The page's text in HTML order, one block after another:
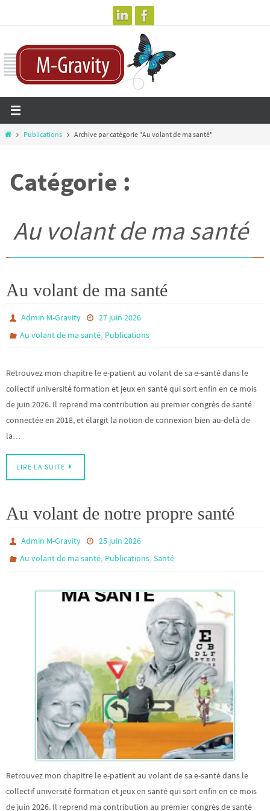
contenu
HomePublications Archive par catégorie "Au volant de ma santé"
Catégorie :
Au volant de ma santé
Au volant de ma santé
Admin M-Gravity
27 juin 2026
Au volant de ma santé, Publications
Retrouvez mon chapitre le e-patient au volant de sa e-santé dans le
collectif université formation et jeux en santé qui sort enfin en ce mois
de juin 2026. Il reprend ma contribution au premier congrès de santé
connectée en 2018, et élargit la notion de connexion bien au-delà de
la…
LIRE LA SUITE
Au volant de notre propre santé
Admin M-Gravity
25 juin 2026
Au volant de ma santé, Publications,Santé
Retrouvez mon chapitre le e-patient au volant de sa e-santé dans le
collectif université formation et jeux en santé qui sort enfin en ce mois
de juin 2026. Il reprend ma contribution au premier congrès de santé